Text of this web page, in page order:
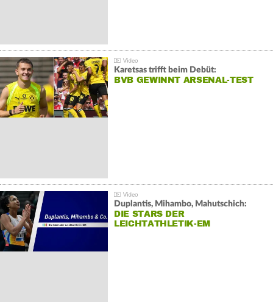
Karetsas trifft beim Debüt:
BVB GEWINNT ARSENAL-TEST
Duplantis, Mihambo, Mahutschich:
DIE STARS DER
LEICHTATHLETIK-EM